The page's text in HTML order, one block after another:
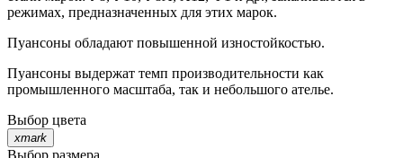
режимах, предназначенных для этих марок.
Пуансоны обладают повышенной изностойкостью.
Пуансоны выдержат темп производительности как
промышленного масштаба, так и небольшого ателье.
Выбор цвета
xmark
Выбор размера